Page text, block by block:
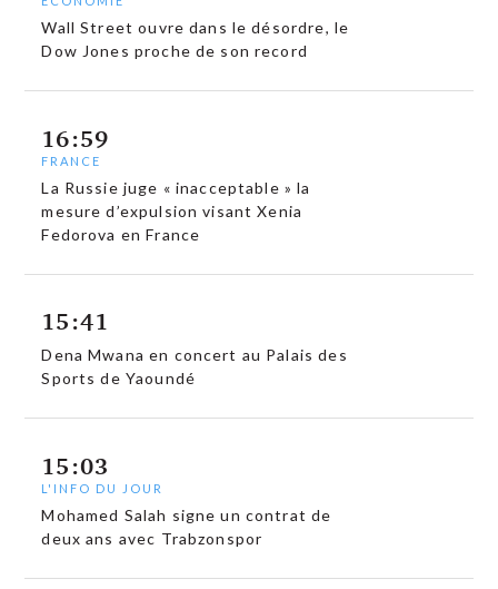
Wall Street ouvre dans le désordre, le
Dow Jones proche de son record
16:59
FRANCE
La Russie juge « inacceptable » la
mesure d’expulsion visant Xenia
Fedorova en France
15:41
Dena Mwana en concert au Palais des
Sports de Yaoundé
15:03
L'INFO DU JOUR
Mohamed Salah signe un contrat de
deux ans avec Trabzonspor